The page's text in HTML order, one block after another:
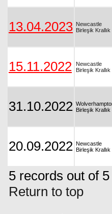
13.04.2023 Newcastle
Birleşik Krallık
15.11.2022
Newcastle
Birleşik Krallık
31.10.2022 Birleşik Krallık
20.09.2022 Newcastle
Birleşik Krallık
5 records out of
Return to top